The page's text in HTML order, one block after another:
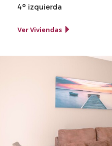
4º izquierda
Ver Viviendas